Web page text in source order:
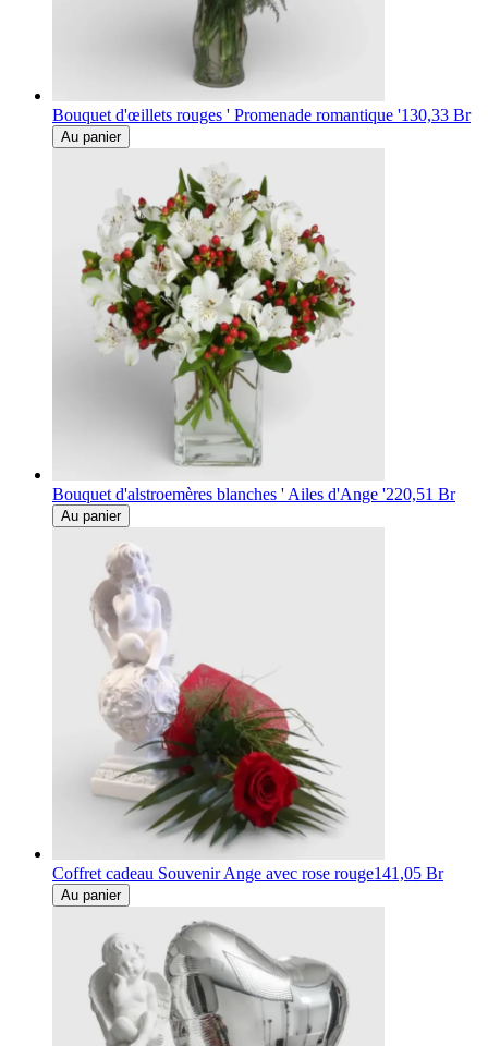
Bouquet d'œillets rouges ' Promenade romantique '130,33 Br
Au panier
Bouquet d'alstroemères blanches ' Ailes d'Ange '220,51 Br
Au panier
Coffret cadeau Souvenir Ange avec rose rouge141,05 Br
Au panier